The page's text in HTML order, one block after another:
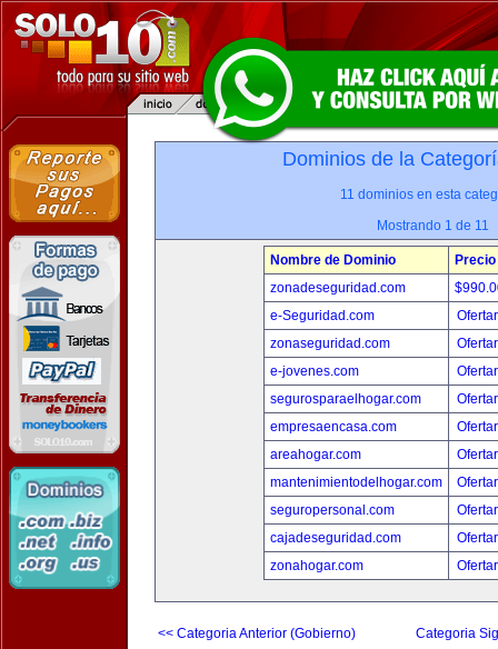
Dominios de la
11 dominios en esta
Mostrando 1 de 11
Nombre de Dominio
Precio
zonadeseguridad.com
e-Seguridad.com
zonaseguridad.com
e-jovenes.com
segurosparaelhogar.com
empresaencasa.com
areahogar.com
mantenimientodelhogar.com
seguropersonal.com
cajadeseguridad.com
zonahogar.com
<< Categoria Anterior (Gobierno) Categoria